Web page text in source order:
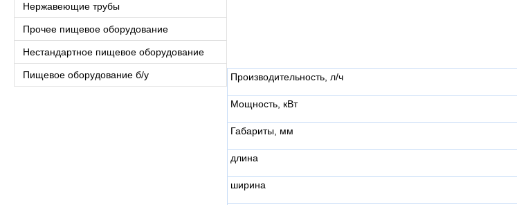
Нержавеющие трубы
Прочее пищевое оборудование
Нестандартное пищевое оборудование
Пищевое оборудование б/у Производительность, л/ч
Мощность, кВт
Габариты, мм
длина
ширина